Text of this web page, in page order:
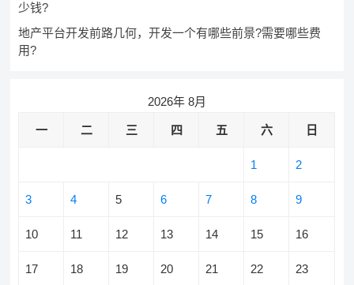
少钱?
地产平台开发前路几何，开发一个有哪些前景?需要哪些费
用?
2026年 8月
一 二 三 四 五 六 日
1 2
3 4 5 6 7 8 9
10 11 12 13 14 15 16
17 18 19 20 21 22 23